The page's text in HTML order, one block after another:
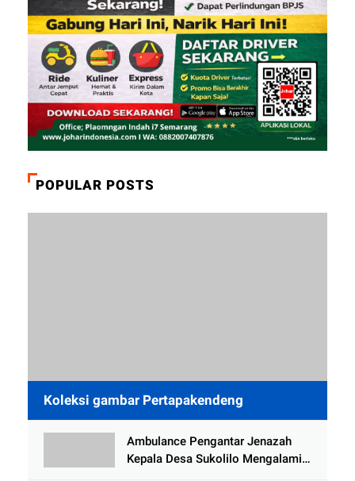
POPULAR POSTS
Koleksi gambar Pertapakendeng
Ambulance Pengantar Jenazah
Kepala Desa Sukolilo Mengalami